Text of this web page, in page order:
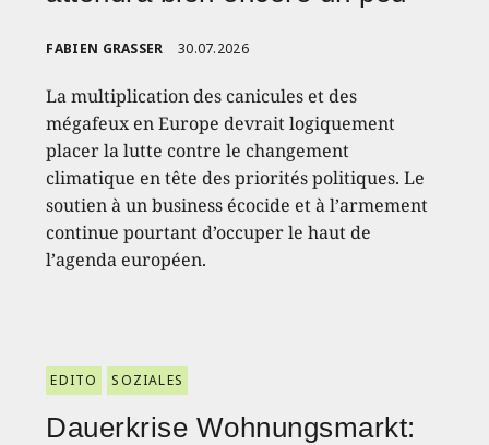
FABIEN GRASSER 30.07.2026
La multiplication des canicules et des
mégafeux en Europe devrait logiquement
placer la lutte contre le changement
climatique en tête des priorités politiques. Le
soutien à un business écocide et à l’armement
continue pourtant d’occuper le haut de
l’agenda européen.
EDITO SOZIALES
Dauerkrise Wohnungsmarkt: